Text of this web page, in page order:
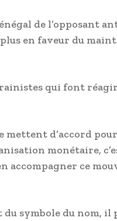
de l’opposant
en faveur du
qui font
mettent d’accord
monétaire,
accompagner ce
du symbole du nom, il